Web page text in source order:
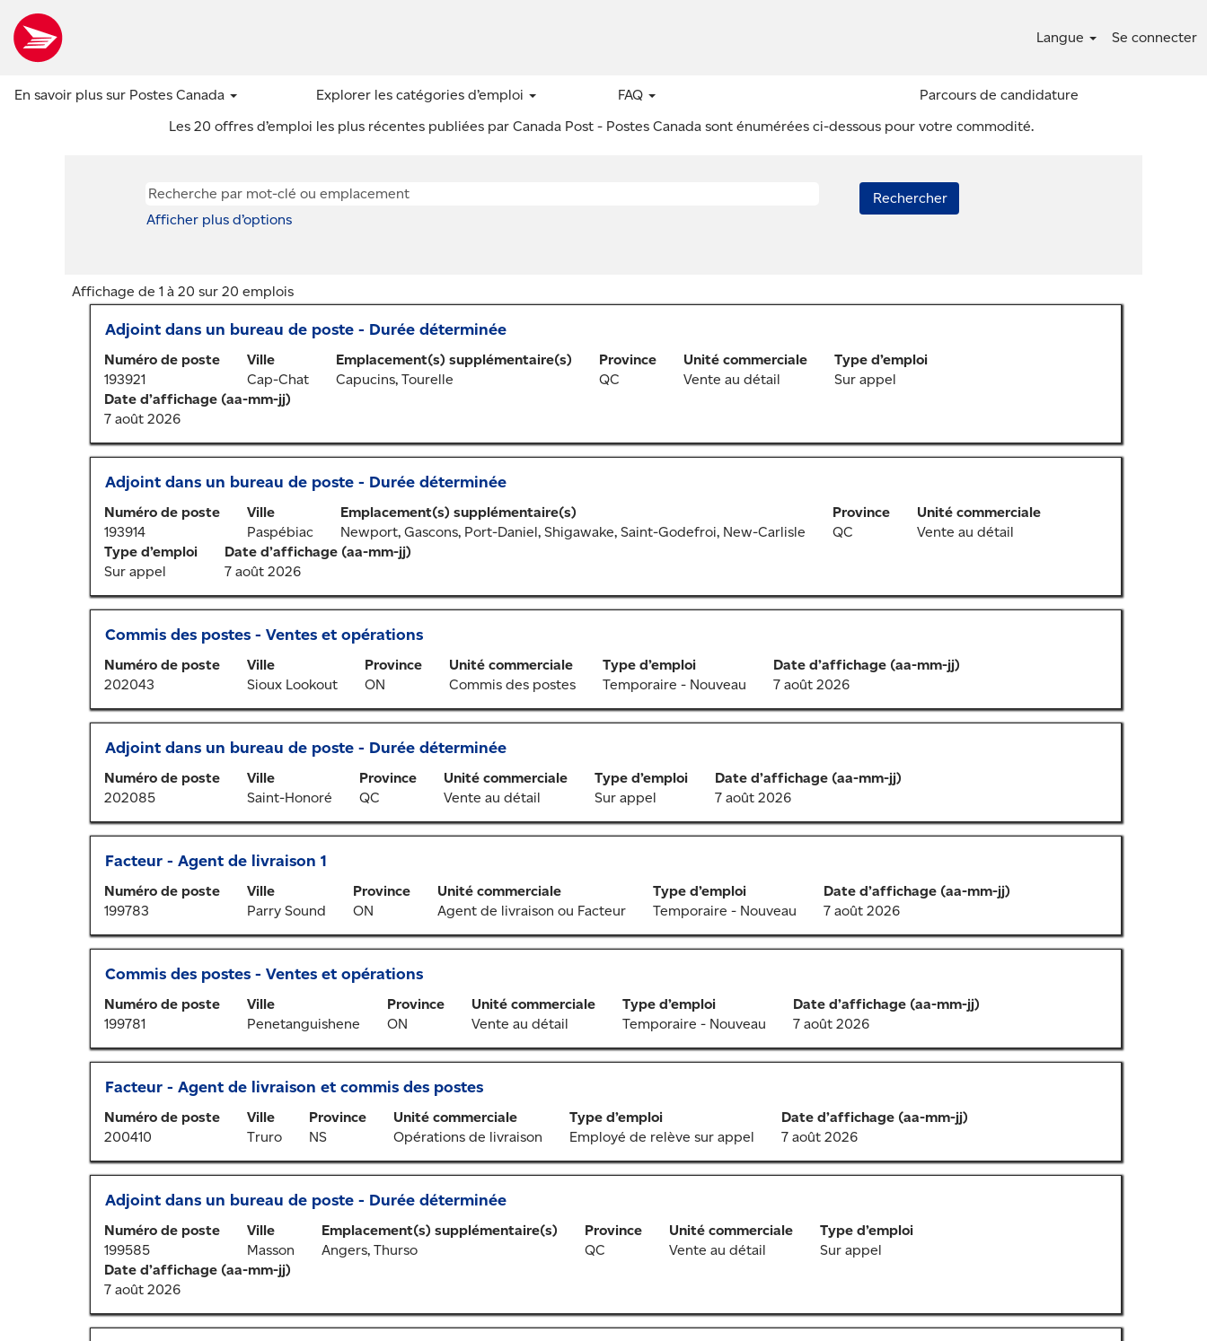
Langue Se connecter
En savoir plus sur Postes Canada Explorer les catégories d’emploi FAQ Parcours de candidature
Il n’y a actuellement aucun poste vacant correspondant à «
Les 20 offres d’emploi les plus récentes publiées par Canada Post - Postes Canada sont énumérées ci-dessous pour votre commodité.
Afficher plus d’options
Affichage de 1 à 20 sur 20 emploisRésultats
de
la
"".
1
20
20
emplois
Utilisez
touche
de
tabulation
parcourir
la
liste
d’emplois.
emploi
pour
tous
détails.
Titre
Adjoint dans un bureau de poste - Durée déterminée
Numéro de poste
193921
Ville
Cap-Chat
Emplacement(s) supplémentaire(s)
Capucins, Tourelle
Province
QC
Unité commerciale
Vente au détail
Type d’emploi
Sur appel
Date d’affichage (aa-mm-jj)
7 août 2026
Sélectionner
moyen
de
la
barre
d’espacement
afficher
tout
le
contenu
des
renseignements
sur
Titre
Adjoint dans un bureau de poste - Durée déterminée
Numéro de poste
193914
Ville
Paspébiac
Emplacement(s) supplémentaire(s)
Newport, Gascons, Port-Daniel, Shigawake, Saint-Godefroi, New-Carlisle
Province
QC
Unité commerciale
Vente au détail
Type d’emploi
Sur appel
Date d’affichage (aa-mm-jj)
7 août 2026
Sélectionner
moyen
de
la
barre
d’espacement
afficher
tout
le
des
sur
l’emploi.
Titre
Commis des postes - Ventes et opérations
Numéro de poste
202043
Ville
Sioux Lookout
Province
ON
Unité commerciale
Commis des postes
Type d’emploi
Temporaire - Nouveau
Date d’affichage (aa-mm-jj)
7 août 2026
Sélectionner
moyen
de
la
d’espacement
pour
afficher
le
des
renseignements
sur
Titre
Adjoint dans un bureau de poste - Durée déterminée
Numéro de poste
202085
Ville
Saint-Honoré
Province
QC
Unité commerciale
Vente au détail
Type d’emploi
Sur appel
Date d’affichage (aa-mm-jj)
7 août 2026
Sélectionner
moyen
de
la
d’espacement
pour
afficher
le
des
renseignements
sur
Titre
Facteur - Agent de livraison 1
Numéro de poste
199783
Ville
Parry Sound
Province
ON
Unité commerciale
Agent de livraison ou Facteur
Type d’emploi
Temporaire - Nouveau
Date d’affichage (aa-mm-jj)
7 août 2026
Sélectionner
moyen
de
la
d’espacement
pour
afficher
le
des
renseignements
sur
Titre
Commis des postes - Ventes et opérations
Numéro de poste
199781
Ville
Penetanguishene
Province
ON
Unité commerciale
Vente au détail
Type d’emploi
Temporaire - Nouveau
Date d’affichage (aa-mm-jj)
7 août 2026
Sélectionner
moyen
de
la
d’espacement
pour
afficher
le
des
renseignements
sur
l’emploi.
Titre
Facteur - Agent de livraison et commis des postes
Numéro de poste
200410
Ville
Truro
Province
NS
Unité commerciale
Opérations de livraison
Type d’emploi
Employé de relève sur appel
Date d’affichage (aa-mm-jj)
7 août 2026
Sélectionner
moyen
de
la
d’espacement
pour
afficher
tout
le
des
Titre
Adjoint dans un bureau de poste - Durée déterminée
Numéro de poste
199585
Ville
Masson
Emplacement(s) supplémentaire(s)
Angers, Thurso
Province
QC
Unité commerciale
Vente au détail
Type d’emploi
Sur appel
Date d’affichage (aa-mm-jj)
7 août 2026
Sélectionner
moyen
de
la
barre
d’espacement